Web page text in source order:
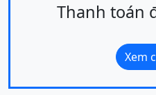
Thanh toán
Xem